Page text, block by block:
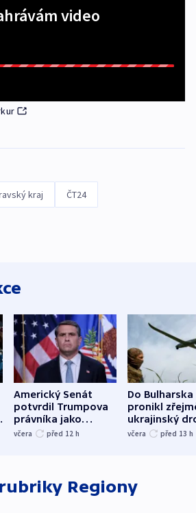
video
kraj ČT24
Americký Senát
potvrdil Trumpova
právníka jako
ministra
včera před 12 h
Do Bulharska
pronikl
ukrajinský
explodoval
včera před 13 h
Regiony